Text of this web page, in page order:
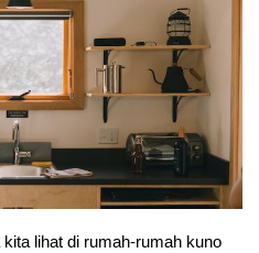
lihat di rumah-rumah kuno